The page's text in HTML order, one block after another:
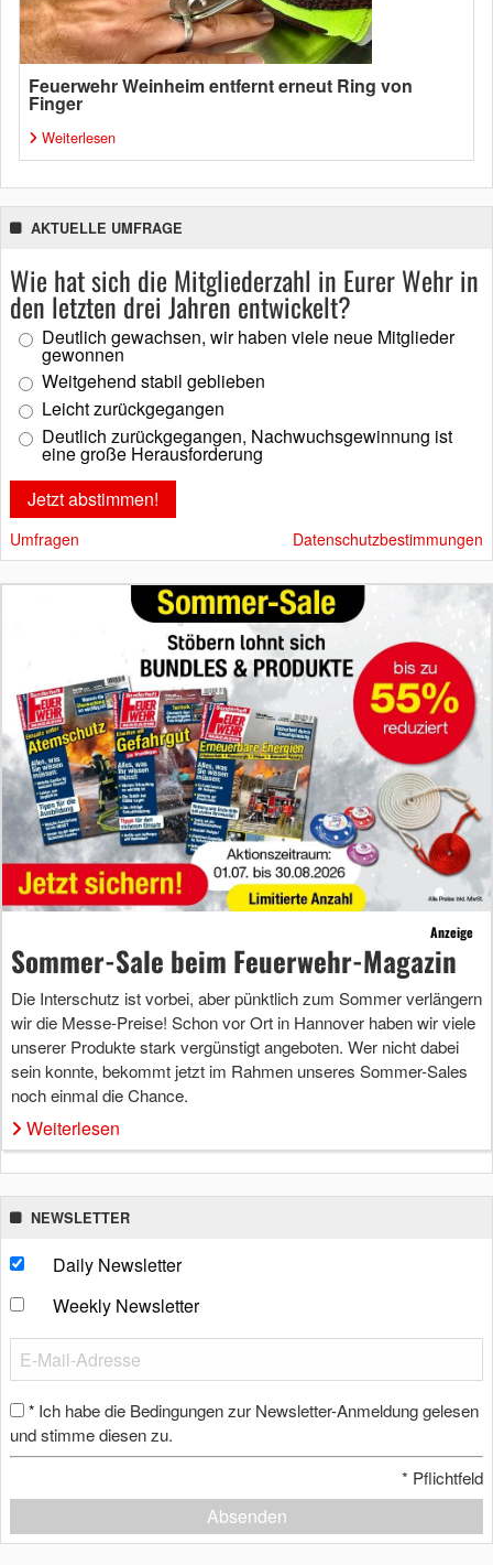
Feuerwehr Weinheim entfernt erneut Ring von
Finger
Weiterlesen
AKTUELLE UMFRAGE
Wie hat sich die Mitgliederzahl in Eurer Wehr in
den letzten drei Jahren entwickelt?
Deutlich gewachsen, wir haben viele neue Mitglieder
gewonnen
Weitgehend stabil geblieben
Leicht zurückgegangen
Deutlich zurückgegangen, Nachwuchsgewinnung ist
eine große Herausforderung
Umfragen Datenschutzbestimmungen
Anzeige
Sommer-Sale beim Feuerwehr-Magazin
Die Interschutz ist vorbei, aber pünktlich zum Sommer verlängern
wir die Messe-Preise! Schon vor Ort in Hannover haben wir viele
unserer Produkte stark vergünstigt angeboten. Wer nicht dabei
sein konnte, bekommt jetzt im Rahmen unseres Sommer-Sales
noch einmal die Chance.
Weiterlesen
NEWSLETTER
Daily Newsletter
Weekly Newsletter
* Ich habe die Bedingungen zur Newsletter-Anmeldung gelesen
und stimme diesen zu.
* Pflichtfeld
Absenden